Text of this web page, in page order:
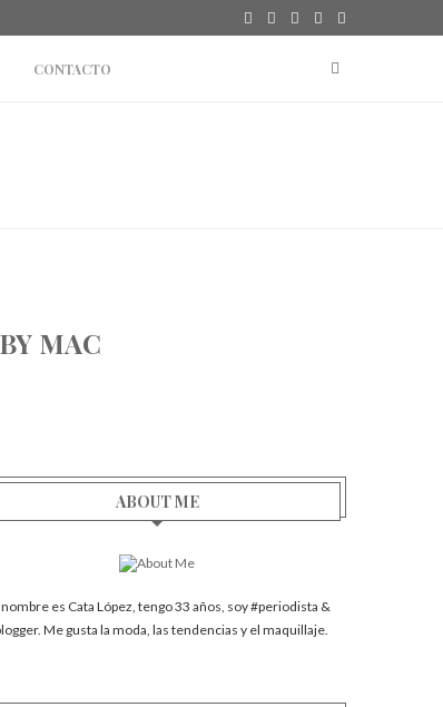
#SPORT: REEBOK CLASSIC X BEAMS
CONTACTO
MAC
ABOUT ME
es Cata López, tengo 33 años, soy #periodista &
Me gusta la moda, las tendencias y el maquillaje.